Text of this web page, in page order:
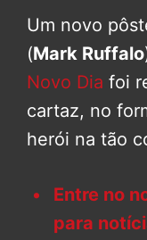
Um novo
(Mark Ruffalo
Novo Dia foi
cartaz, no
herói na tão
Entre no
para